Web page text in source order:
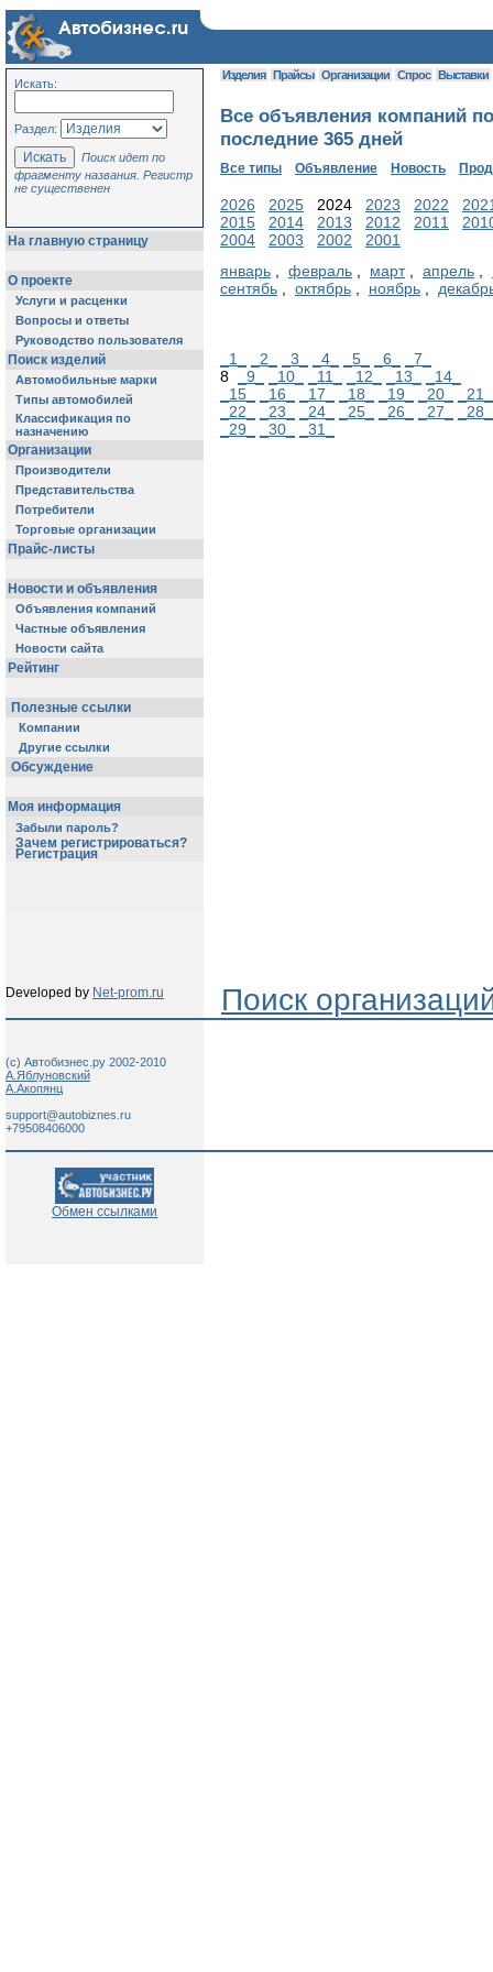
Искать:
Раздел:
Поиск идет по
фрагменту названия. Регистр
не существенен
На главную страницу
О проекте
Услуги и расценки
Вопросы и ответы
Руководство пользователя
Поиск изделий
Автомобильные марки
Типы автомобилей
Классификация по
назначению
Организации
Производители
Представительства
Потребители
Торговые организации
Прайс-листы
Новости и объявления
Объявления компаний
Частные объявления
Новости сайта
Рейтинг
Полезные ссылки
Компании
Другие ссылки
Обсуждение
Моя информация
Забыли пароль?
Зачем регистрироваться?
Регистрация
Изделия Прайсы Организации Спрос Выставки
Все объявления компаний
последние 365 дней
Все типы Объявление Новость
2026 2025 2024 2023 2022
2015
2014 2013 2012 2011
2004
2003 2002
2001
январь , февраль , март, апрель ,
сентябь , октябрь , ноябрь ,
_1_ _2_ _3_ _4_ _5_ _6_
_7_
8
_9_ _10_ _11_ _12_ _13_
_14_
_15_
_16_ _17_ _18_ _19_ _20_
_21_
_22_
_23_ _24_ _25_ _26_ _27_
_28_
_29_
_30_ _31_
Developed by Net-prom.ru Поиск
(c) Автобизнес.ру 2002-2010
А.Яблуновский
А.Акопянц
support@autobiznes.ru
+79508406000
Обмен ссылками